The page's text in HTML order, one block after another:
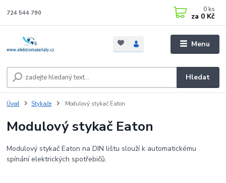
Menu
Hledat
724 544 790 0 ks
za 0 Kč
Úvod Stykače Modulový stykač Eaton
Modulový stykač Eaton
Modulový stykač Eaton na DIN lištu slouží k automatickému
spínání elektrických spotřebičů.